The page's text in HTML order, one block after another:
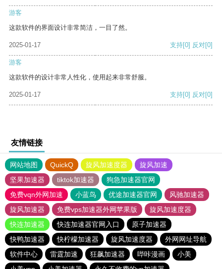
游客
这款软件的界面设计非常简洁，一目了然。
2025-01-17 支持[0] 反对[0]
游客
这款软件的设计非常人性化，使用起来非常舒服。
2025-01-17 支持[0] 反对[0]
友情链接
网站地图 QuickQ 旋风加速度器
旋风加速
坚果加速器
tiktok加速器
狗急加速器官网
免费vqn外网加速
小蓝鸟 优途加速器官网
风驰加速器
旋风加速器
免费vps加速器外网苹果版
旋风加速度器
快连加速器
快连加速器官网入口
原子加速器
快鸭加速器
快柠檬加速器 旋风加速度器
外网网址导航
软件中心
雷霆加速 狂飙加速器 哔咔漫画
小美